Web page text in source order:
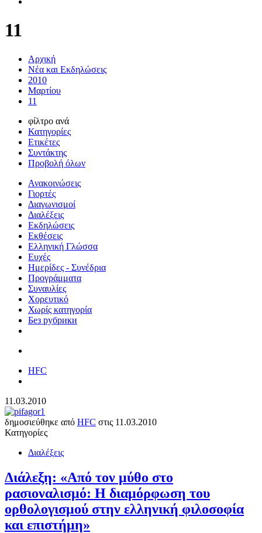
11
Αρχική
Νέα και Εκδηλώσεις
2010
Μαρτίου
11
φίλτρο ανά
Κατηγορίες
Ετικέτες
Συντάκτης
Προβολή όλων
Ανακοινώσεις
Γιορτές
Διαγωνισμοί
Διαλέξεις
Εκδηλώσεις
Εκθέσεις
Ελληνική Γλώσσα
Ευχές
Ημερίδες - Συνέδρια
Προγράμματα
Συναυλίες
Χορευτικό
Χωρίς κατηγορία
Без рубрики
HFC
11.03.2010
δημοσιεύθηκε από HFC στις 11.03.2010
Κατηγορίες
Διαλέξεις
Διάλεξη: «Από τον μύθο στο
ρασιοναλισμό: Η διαμόρφωση του
ορθολογισμού στην ελληνική φιλοσοφία
και επιστήμη»